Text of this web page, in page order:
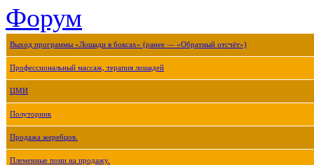
Форум
Выход программы «Лошади в боксах» (ранее — «Обратный отсчёт»)
Профессиональный массаж, терапия лошадей
ЦМИ
Полуторник
Продажа жеребцов.
Племенные пони на продажу.